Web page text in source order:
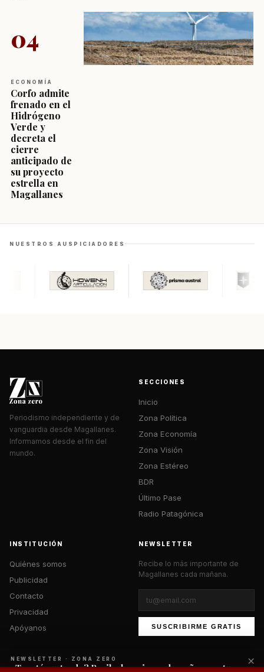
04
ECONOMÍA
Corfo admite
frenado en el
Hidrógeno
Verde y
decreta el
cierre
anticipado de
su proyecto
estrella en
Magallanes
NUESTROS AUSPICIADORES
Periodismo independiente y de
vanguardia desde Magallanes.
Informamos desde el fin del
mundo.
SECCIONES
Inicio
Zona Política
Zona Economía
Zona Visión
Zona Estéreo
BDR
Último Pase
Radio Patagónica
INSTITUCIÓN
Quiénes somos
Publicidad
Contacto
Privacidad
Apóyanos
NEWSLETTER
Recibe lo más importante de
Magallanes cada mañana.
SUSCRIBIRME GRATIS
NEWSLETTER · ZONA ZERO
¿Te está gustando? Recibe lo mejor cada mañana en tu ×